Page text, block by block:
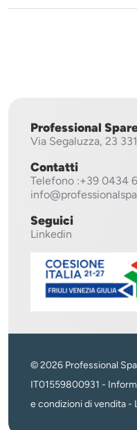
Professional
Via Segaluzza, 23
Contatti
Telefono :+39 0434
Seguici
Linkedin
© 2026 Professional
IT01559800931 -
e condizioni di vendita-